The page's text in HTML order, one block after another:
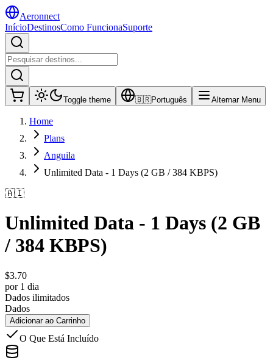
Aeronnect
InícioDestinosComo FuncionaSuporte
Toggle theme 🇧🇷Português Alternar Menu
Home
Plans
Anguila
Unlimited Data - 1 Days (2 GB / 384 KBPS)
🇦🇮
Unlimited Data - 1 Days (2 GB
/ 384 KBPS)
$3.70
por 1 dia
Dados ilimitados
Dados
Adicionar ao Carrinho
O Que Está Incluído